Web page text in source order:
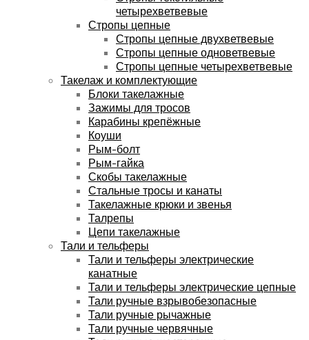
четырехветвевые
Стропы цепные
Стропы цепные двухветвевые
Стропы цепные одноветвевые
Стропы цепные четырехветвевые
Такелаж и комплектующие
Блоки такелажные
Зажимы для тросов
Карабины крепёжные
Коуши
Рым-болт
Рым-гайка
Скобы такелажные
Стальные тросы и канаты
Такелажные крюки и звенья
Талрепы
Цепи такелажные
Тали и тельферы
Тали и тельферы электрические
канатные
Тали и тельферы электрические цепные
Тали ручные взрывобезопасные
Тали ручные рычажные
Тали ручные червячные